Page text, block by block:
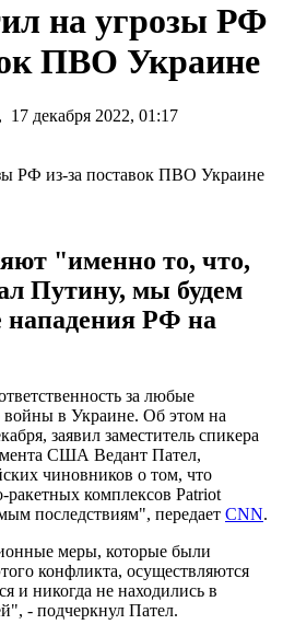
на угрозы РФ
ПВО Украине
, 17 декабря 2022, 01:17
"именно то, что,
Путину, мы будем
нападения РФ на
за любые
войны в Украине. Об этом на
заявил заместитель спикера
США Ведант Пател,
чиновников о том, что
ракетных комплексов Patriot
последствиям", передает CNN.
меры, которые были
конфликта, осуществляются
и никогда не находились в
- подчеркнул Пател.